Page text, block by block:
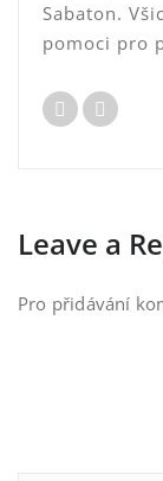
Sabaton.
pomoci pro
Leave a
Pro přidávání